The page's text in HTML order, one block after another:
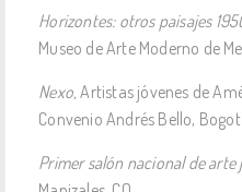
Horizontes: otros paisajes
Museo de Arte Moderno de
Nexo, Artistas jóvenes de
Convenio Andrés Bello,
Primer salón nacional de arte